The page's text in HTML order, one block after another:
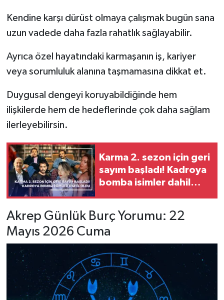
Kendine karşı dürüst olmaya çalışmak bugün sana
uzun vadede daha fazla rahatlık sağlayabilir.
Ayrıca özel hayatındaki karmaşanın iş, kariyer
veya sorumluluk alanına taşmamasına dikkat et.
Duygusal dengeyi koruyabildiğinde hem
ilişkilerde hem de hedeflerinde çok daha sağlam
ilerleyebilirsin.
Karma 2. sezon için geri
sayım başladı! Kadroya
bomba isimler dahil
Akrep Günlük Burç Yorumu: 22
Mayıs 2026 Cuma